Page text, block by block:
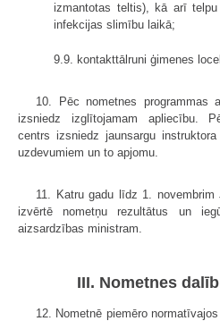
izmantotas teltis), kā arī
infekcijas slimību laikā;
9.9. kontakttālruni ģimenes
10. Pēc nometnes programmas
izsniedz izglītojamam apliecību.
centrs izsniedz jaunsargu
uzdevumiem un to apjomu.
11. Katru gadu līdz 1.
izvērtē nometņu rezultātus un
aizsardzības ministram.
III. Nometnes
12. Nometnē piemēro